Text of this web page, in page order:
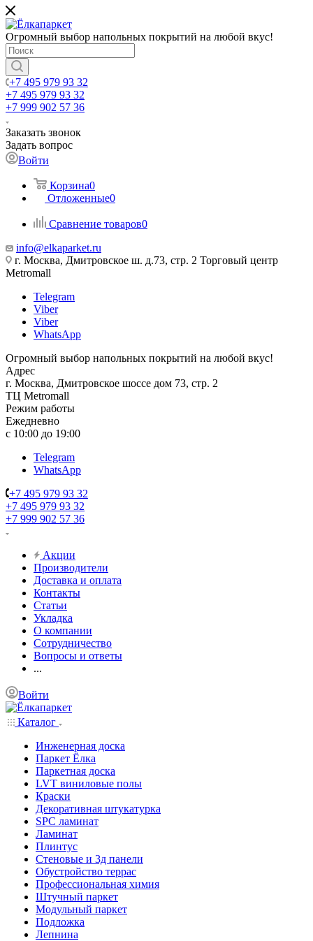
Огромный выбор напольных покрытий на любой вкус!
+7 495 979 93 32
+7 495 979 93 32
+7 999 902 57 36
Заказать звонок
Задать вопрос
Войти
Корзина0
Отложенные0
Сравнение товаров0
info@elkaparket.ru
г. Москва, Дмитровское ш. д.73, стр. 2 Торговый центр
Metromall
Telegram
Viber
Viber
WhatsApp
Огромный выбор напольных покрытий на любой вкус!
Адрес
г. Москва, Дмитровское шоссе дом 73, стр. 2
ТЦ Metromall
Режим работы
Ежедневно
с 10:00 до 19:00
Telegram
WhatsApp
+7 495 979 93 32
+7 495 979 93 32
+7 999 902 57 36
Акции
Производители
Доставка и оплата
Контакты
Статьи
Укладка
О компании
Сотрудничество
Вопросы и ответы
...
Войти
Каталог
Инженерная доска
Паркет Ёлка
Паркетная доска
LVT виниловые полы
Краски
Декоративная штукатурка
SPC ламинат
Ламинат
Плинтус
Стеновые и 3д панели
Обустройство террас
Профессиональная химия
Штучный паркет
Модульный паркет
Подложка
Лепнина